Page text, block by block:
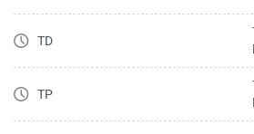
TD
TP